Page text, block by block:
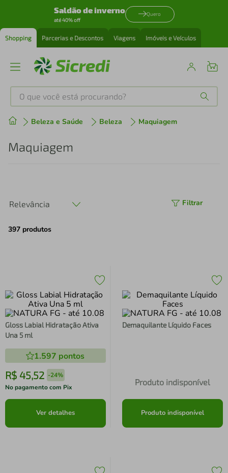
Saldão de inverno
até 40% off
Quero
Shopping Parcerias e Descontos Viagens Imóveis e Veículos
O que você está procurando?
Beleza e Saúde Beleza Maquiagem
Maquiagem
Relevância Filtrar
397 produtos
Gloss Labial Hidratação Ativa
Una 5 ml
1.597 pontos
R$ 45,52 -24%
No pagamento com Pix
Ver detalhes
Demaquilante Líquido Faces
Produto indisponível
Produto indisponível
Produtos mais buscados
º perfume
4º air fryer